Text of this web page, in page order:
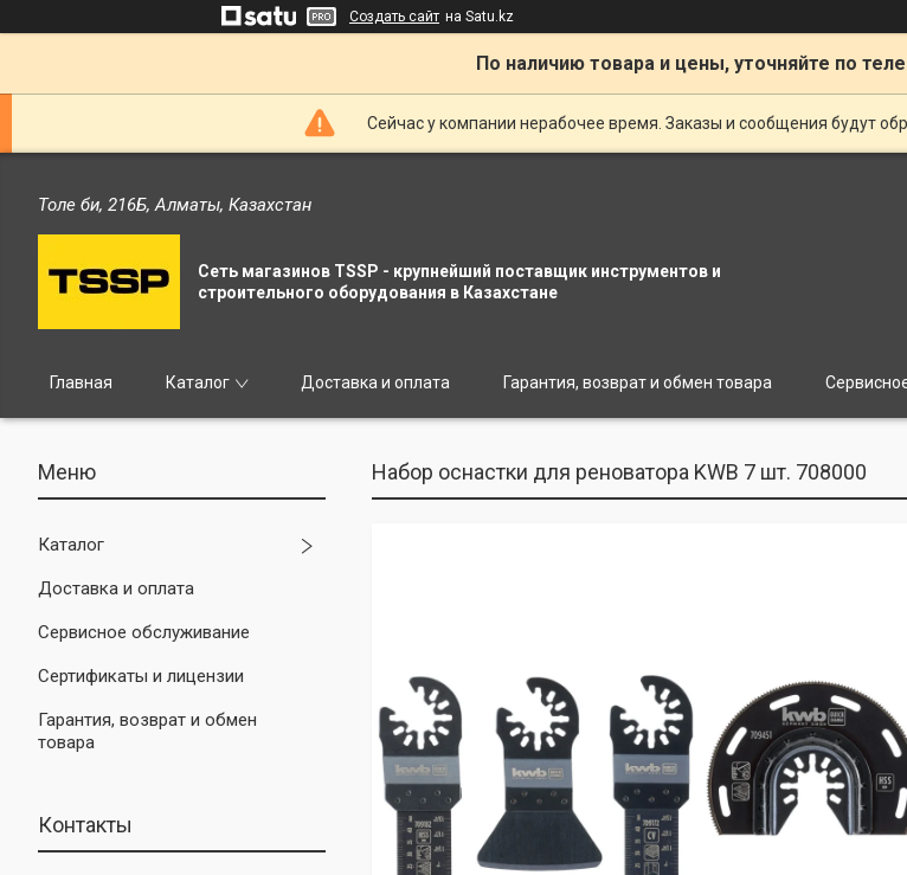
Создать сайт на Satu.kz
По наличию товара и цены, уточняйте по
Сейчас у компании нерабочее время. Заказы и сообщения будут
Толе би, 216Б, Алматы, Казахстан
Сеть магазинов TSSP - крупнейший поставщик инструментов и
строительного оборудования в Казахстане
Главная Каталог Доставка и оплата Гарантия, возврат и обмен товара
Каталог
Доставка и оплата
Сервисное обслуживание
Сертификаты и лицензии
Гарантия, возврат и обмен
товара
Контакты
Набор оснастки для реноватора KWB 7 шт. 708000